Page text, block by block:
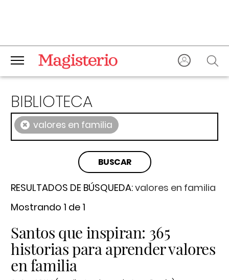
BIBLIOTECA
× valores en familia
RESULTADOS DE BÚSQUEDA:valores en familia
Mostrando 1 de 1
Santos que inspiran: 365
historias para aprender valores
en familia